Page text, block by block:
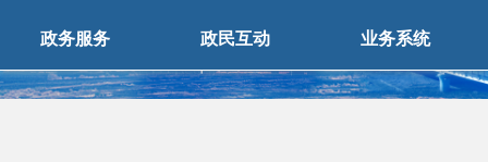
政务服务 政民互动 业务系统